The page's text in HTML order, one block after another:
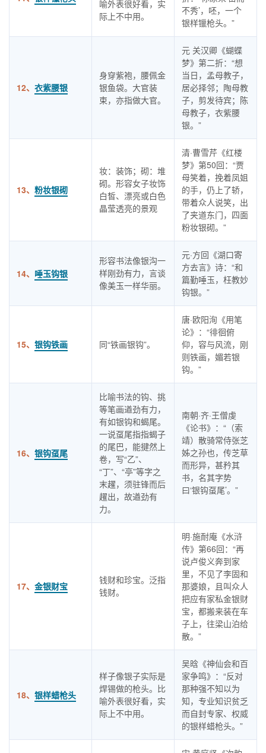
喻外表很好看，实
际上不中用。
不秀’，呸，一个
银样镴枪头。”
12、 衣紫腰银
身穿紫袍，腰佩金
银鱼袋。大官装
束，亦指做大官。
元 关汉卿《蝴蝶
梦》第二折：“想
当日，孟母教子，
居必择邻；陶母教
子，剪发待宾；陈
母教子，衣紫腰
银。”
13、 粉妆银砌
妆：装饰；砌：堆
砌。形容女子妆饰
白皙、漂亮或白色
晶莹透亮的景观
清·曹雪芹《红楼
梦》第50回：“贾
母笑着，挽着凤姐
的手，仍上了轿，
带着众人说笑，出
了夹道东门，四面
粉妆银砌。”
14、 唾玉钩银
形容书法像银沟一
样刚劲有力，言谈
像美玉一样华丽。
元·方回《湖口寄
方去言》诗：“和
篇勤唾玉，枉教妙
钩银。”
15、 银钩铁画 同“铁画银钩”。
唐·欧阳洵《用笔
论》：“徘徊俯
仰，容与风流，刚
则铁画，媚若银
钩。”
16、 银钩虿尾
比喻书法的钩、挑
等笔画遒劲有力，
有如银钩和蝎尾。
一说虿尾指指蝎子
的尾巴，能揵然上
卷，写“乙”、
“丁”、“亭”等字之
末趯，须驻锋而后
趯出，故遒劲有
力。
南朝·齐·王僧虔
《论书》：“（索
靖）散骑常侍张芝
姊之孙也，传芝草
而形异，甚矜其
书，名其字势
曰‘银钩虿尾’。”
17、 金银财宝
钱财和珍宝。泛指
钱财。
明·施耐庵《水浒
传》第66回：“再
说卢俊义奔到家
里，不见了李固和
那婆娘，且叫众人
把应有家私金银财
宝，都搬来装在车
子上，往梁山泊给
散。”
18、 银样蜡枪头
样子像银子实际是
焊锡做的枪头。比
喻外表很好看，实
际上不中用。
吴晗《神仙会和百
家争鸣》：“反对
那种强不知以为
知，专业知识贫乏
而自封专家、权威
的银样蜡枪头。”